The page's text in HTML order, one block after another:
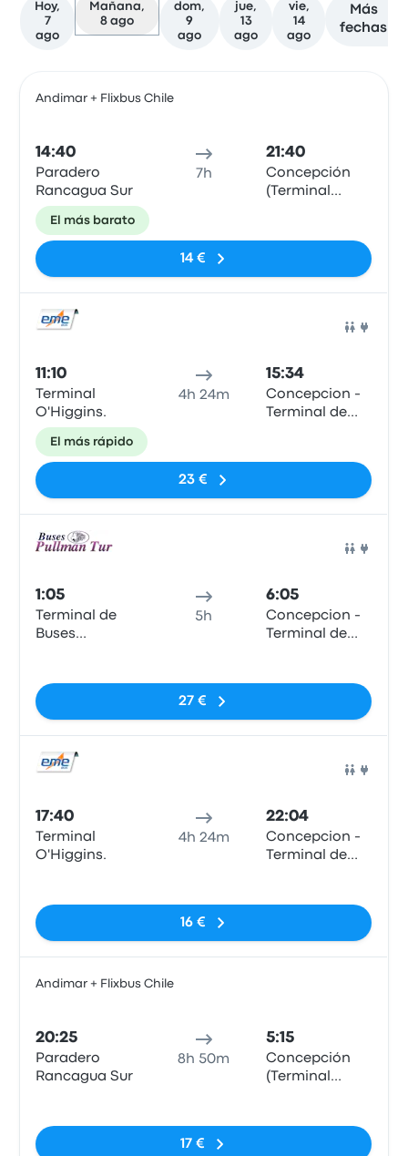
Hoy,
7
ago
Mañana,
8 ago
dom,
9
ago
jue,
13
ago
vie,
14
ago
Más
fechas
Andimar + Flixbus Chile
14:40
Paradero
Rancagua Sur
7h
21:40
Concepción
(Terminal
El más barato
14 €
11:10
Terminal
O'Higgins.
4h 24m
15:34
Concepcion -
Terminal de
El más rápido
23 €
1:05
Terminal de
Buses
5h
6:05
Concepcion -
Terminal de
27 €
17:40
Terminal
O'Higgins.
4h 24m
22:04
Concepcion -
Terminal de
16 €
Andimar + Flixbus Chile
20:25
Paradero
Rancagua Sur
8h 50m
5:15
Concepción
(Terminal
17 €